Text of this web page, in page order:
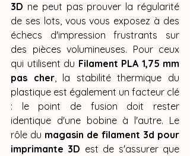
3D ne peut pas prouver la régularité
de ses lots, vous vous exposez à des
échecs d'impression frustrants sur
des pièces volumineuses. Pour ceux
qui utilisent du Filament PLA 1,75 mm
pas cher, la stabilité thermique du
plastique est également un facteur clé
: le point de fusion doit rester
identique d'une bobine à l'autre. Le
rôle du magasin de filament 3d pour
imprimante 3D est de s'assurer que